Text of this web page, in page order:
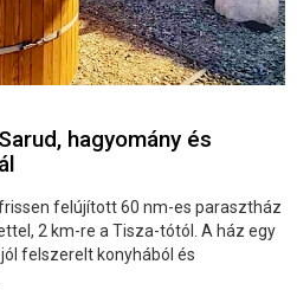
hagyomány és
felújított 60 nm-es parasztház
2 km-re a Tisza-tótól. A ház egy
felszerelt konyhából és